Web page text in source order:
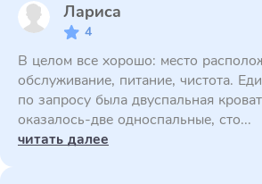
Лариса
4
В целом все хорошо: место
обслуживание, питание, чистота.
по запросу была двуспальная
оказалось-две односпальные, сто...
читать далее